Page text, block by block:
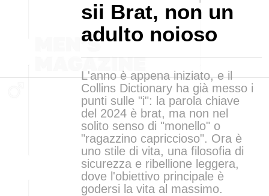
sii Brat, non un
adulto noioso
L'anno è appena iniziato, e il
Collins Dictionary ha già messo i
punti sulle "i": la parola chiave
del 2024 è brat, ma non nel
solito senso di "monello" o
"ragazzino capriccioso". Ora è
uno stile di vita, una filosofia di
sicurezza e ribellione leggera,
dove l'obiettivo principale è
godersi la vita al massimo.